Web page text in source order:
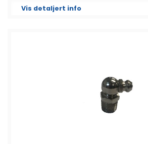
Vis detaljert info